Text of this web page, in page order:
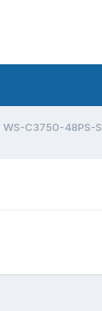
WS-C3750-48PS-S